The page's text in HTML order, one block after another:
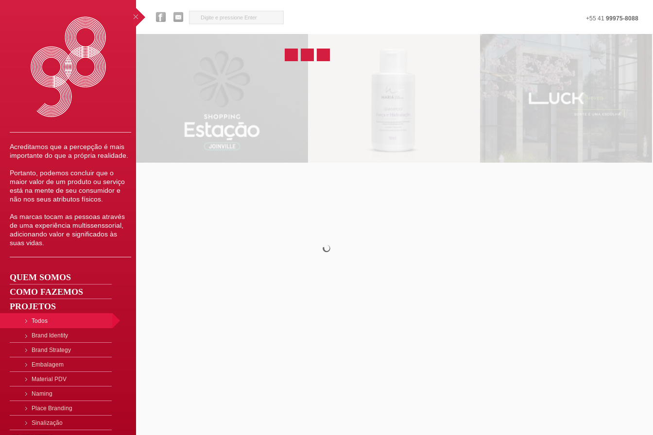
Acreditamos que a percepção é mais
importante do que a própria realidade.
Portanto, podemos concluir que o
maior valor de um produto ou serviço
está na mente de seu consumidor e
não nos seus atributos físicos.
As marcas tocam as pessoas através
de uma experiência multissenssorial,
adicionando valor e significados às
suas vidas.
QUEM SOMOS
COMO FAZEMOS
PROJETOS
Todos
Brand Identity
Brand Strategy
Embalagem
Material PDV
Naming
Place Branding
Sinalização
+55 41 99975-8088